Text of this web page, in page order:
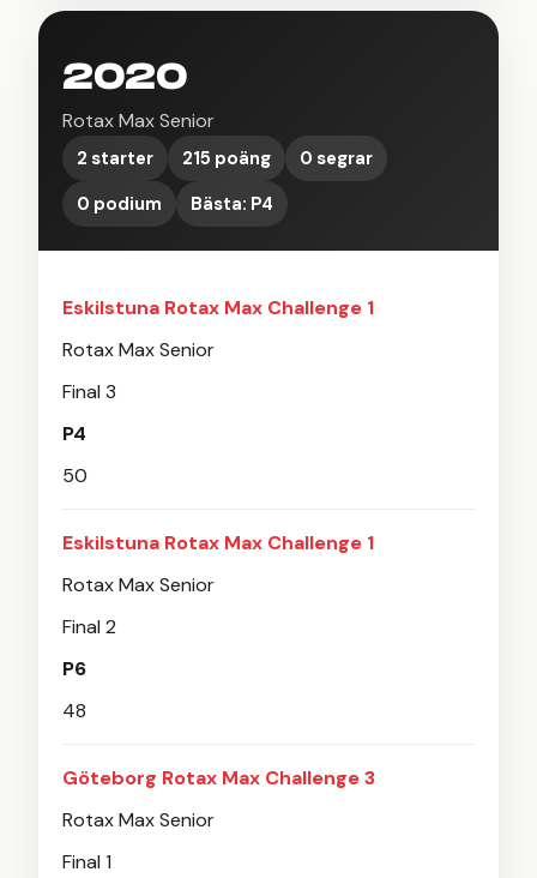
2020
Rotax Max Senior
2 starter 215 poäng
0 segrar
0 podium
Bästa: P4
Eskilstuna Rotax Max Challenge 1
Rotax Max Senior
Final 3
P4
50
Eskilstuna Rotax Max Challenge 1
Rotax Max Senior
Final 2
P6
48
Göteborg Rotax Max Challenge 3
Rotax Max Senior
Final 1